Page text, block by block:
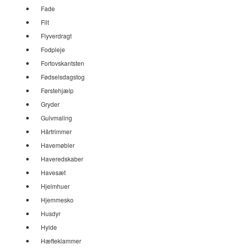
Fade
Filt
Flyverdragt
Fodpleje
Fortovskantsten
Fødselsdagstog
Førstehjælp
Gryder
Gulvmaling
Hårtrimmer
Havemøbler
Haveredskaber
Havesæt
Hjelmhuer
Hjemmesko
Husdyr
Hylde
Hæfteklammer